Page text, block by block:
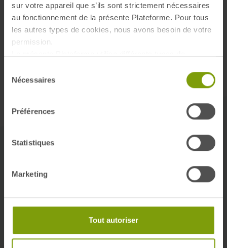
sur votre appareil que s’ils sont strictement nécessaires
au fonctionnement de la présente Plateforme. Pour tous
les autres types de cookies, nous avons besoin de votre
permission.
tiers qui apparaissent sur nos pages. À tout moment,
vous pouvez modifier ou retirer votre consentement.
En savoir plus sur qui nous sommes, comment vous
pouvez nous contacter et comment nous traitons les
protection de données.
Nécessaires
Préférences
Statistiques
Marketing
Tout autoriser
Nos engagements
Quali'Hlm